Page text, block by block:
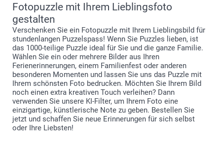
Fotopuzzle mit Ihrem Lieblingsfoto
gestalten
Verschenken Sie ein Fotopuzzle mit Ihrem Lieblingsbild für
stundenlangen Puzzelspass! Wenn Sie Puzzles lieben, ist
das 1000-teilige Puzzle ideal für Sie und die ganze Familie.
Wählen Sie ein oder mehrere Bilder aus Ihren
Ferienerinnerungen, einem Familienfest oder anderen
besonderen Momenten und lassen Sie uns das Puzzle mit
Ihrem schönsten Foto bedrucken. Möchten Sie Ihrem Bild
noch einen extra kreativen Touch verleihen? Dann
verwenden Sie unsere KI-Filter, um Ihrem Foto eine
einzigartige, künstlerische Note zu geben. Bestellen Sie
jetzt und schaffen Sie neue Erinnerungen für sich selbst
oder Ihre Liebsten!